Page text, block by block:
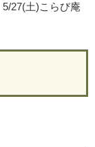
5/27(土)こらび庵